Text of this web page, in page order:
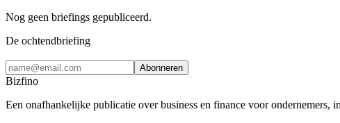
Nog geen briefings gepubliceerd.
De ochtendbriefing
Abonneren
Bizfino
Een onafhankelijke publicatie over business en finance voor ondernemers,